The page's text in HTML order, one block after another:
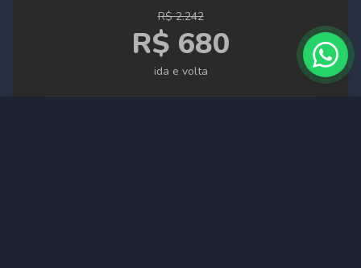
R$2.242
R$ 680
ida e volta